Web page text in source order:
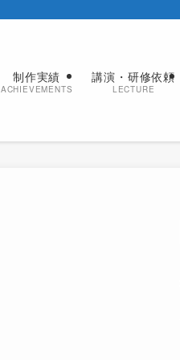
制作実績
ACHIEVEMENTS
講演・研修依頼
LECTURE